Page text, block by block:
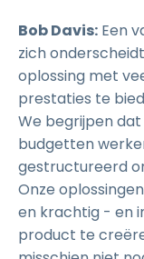
Bob Davis: Een
zich
oplossing met
prestaties te
We begrijpen
budgetten
gestructureerd
Onze
en krachtig - en
product te